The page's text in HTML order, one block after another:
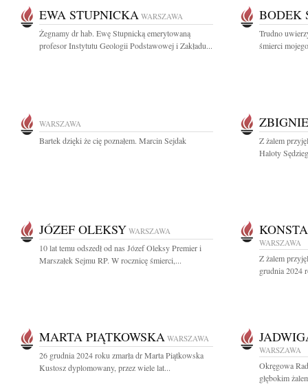
EWA STUPNICKA WARSZAWA
Żegnamy dr hab. Ewę Stupnicką emerytowaną
profesor Instytutu Geologii Podstawowej i Zakładu...
BODEK
Trudno
śmierci
WARSZAWA
Bartek dzięki że cię poznałem. Marcin Sejdak
Z żalem
Haloty
JÓZEF OLEKSY WARSZAWA
10 lat temu odszedł od nas Józef Oleksy Premier i
Marszałek Sejmu RP. W rocznicę śmierci,...
WARSZAWA
Z żalem
grudnia 2024
MARTA PIĄTKOWSKA WARSZAWA
26 grudnia 2024 roku zmarła dr Marta Piątkowska
Kustosz dyplomowany, przez wiele lat...
WARSZAWA
Okręgowa
głębokim